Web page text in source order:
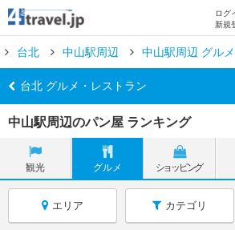
ログ
新規
台北 中山駅周辺 中山駅周辺 グルメ
台北 グルメ・レストラン
中山駅周辺のパン屋 ランキング
観光 グルメ ショッピング
エリア カテゴリ